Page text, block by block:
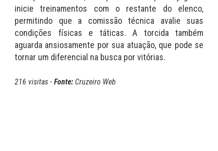
inicie treinamentos com o restante do elenco,
permitindo que a comissão técnica avalie suas
condições físicas e táticas. A torcida também
aguarda ansiosamente por sua atuação, que pode se
tornar um diferencial na busca por vitórias.
216 visitas - Fonte: Cruzeiro Web